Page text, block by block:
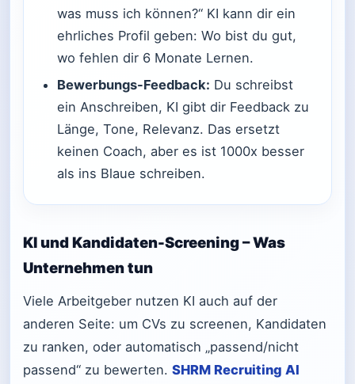
was muss ich können?“ KI kann dir ein
ehrliches Profil geben: Wo bist du gut,
wo fehlen dir 6 Monate Lernen.
Bewerbungs-Feedback: Du schreibst
ein Anschreiben, KI gibt dir Feedback zu
Länge, Tone, Relevanz. Das ersetzt
keinen Coach, aber es ist 1000x besser
als ins Blaue schreiben.
KI und Kandidaten-Screening – Was
Unternehmen tun
Viele Arbeitgeber nutzen KI auch auf der
anderen Seite: um CVs zu screenen, Kandidaten
zu ranken, oder automatisch „passend/nicht
passend“ zu bewerten. SHRM Recruiting AI